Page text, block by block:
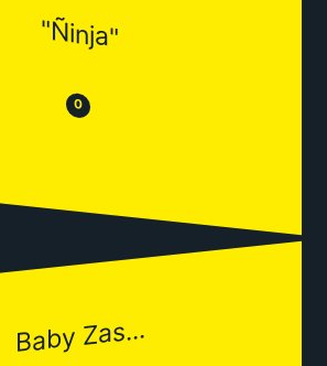
"Ñinja"
😒 0 😂
Baby Zas...